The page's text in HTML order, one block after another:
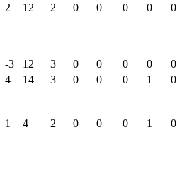
2 12 2 0 0 0 0
0
-3 12 3 0 0 0 0
0
4 14 3 0 0 0 1
0
1 4 2 0 0 0 1
0